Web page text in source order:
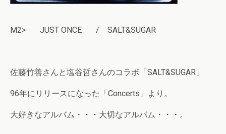
M2> JUST ONCE / SALT&SUGAR
佐藤竹善さんと塩谷哲さんのコラボ「SALT&SUGAR」
96年にリリースになった「Concerts」より。
大好きなアルバム・・・大切なアルバム・・・。